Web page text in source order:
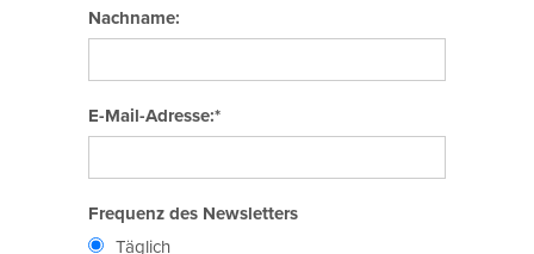
Nachname:
E-Mail-Adresse:*
Frequenz des Newsletters
Täglich